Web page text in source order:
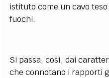
istituto come un cavo
fuochi.
Si passa, così, dai
che connotano i rapporti